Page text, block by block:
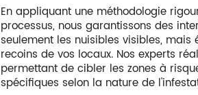
En appliquant une méthodologie
processus, nous garantissons des
seulement les nuisibles visibles,
recoins de vos locaux. Nos experts
permettant de cibler les zones à
spécifiques selon la nature de